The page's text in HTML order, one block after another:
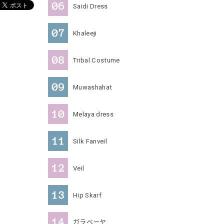
Saidi Dress
Khaleeji
Tribal Costume
Muwashahat
Melaya dress
Silk Fanveil
Veil
Hip Skarf
ガラベーヤ